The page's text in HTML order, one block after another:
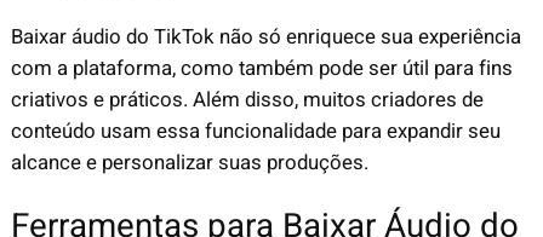
Baixar áudio do TikTok não só enriquece sua experiência
com a plataforma, como também pode ser útil para fins
criativos e práticos. Além disso, muitos criadores de
conteúdo usam essa funcionalidade para expandir seu
alcance e personalizar suas produções.
Ferramentas para Baixar Áudio do